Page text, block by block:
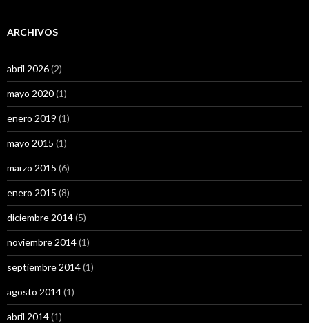
ARCHIVOS
abril 2026(2)
mayo 2020(1)
enero 2019 (1)
mayo 2015 (1)
marzo 2015 (6)
enero 2015 (8)
diciembre 2014(5)
noviembre 2014(1)
septiembre 2014(1)
agosto 2014(1)
abril 2014(1)